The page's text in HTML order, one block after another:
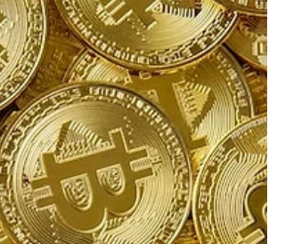
(Lei das Criptomoedas) marcou um
momento significativo na regulação dos
ativos virtuais no...